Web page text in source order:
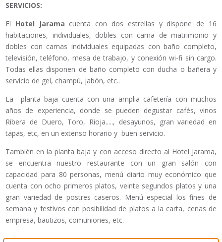
SERVICIOS:
El Hotel Jarama cuenta con dos estrellas y dispone de 16
habitaciones, individuales, dobles con cama de matrimonio y
dobles con camas individuales equipadas con baño completo,
televisión, teléfono, mesa de trabajo, y conexión wi-fi sin cargo.
Todas ellas disponen de baño completo con ducha o bañera y
servicio de gel, champú, jabón, etc..
La planta baja cuenta con una amplia cafetería con muchos
años de experiencia, donde se pueden degustar cafés, vinos
Ribera de Duero, Toro, Rioja....., desayunos, gran variedad en
tapas, etc, en un extenso horario y buen servicio.
También en la planta baja y con acceso directo al Hotel Jarama,
se encuentra nuestro restaurante con un gran salón con
capacidad para 80 personas, menú diario muy económico que
cuenta con ocho primeros platos, veinte segundos platos y una
gran variedad de postres caseros. Menú especial los fines de
semana y festivos con posibilidad de platos a la carta, cenas de
empresa, bautizos, comuniones, etc.